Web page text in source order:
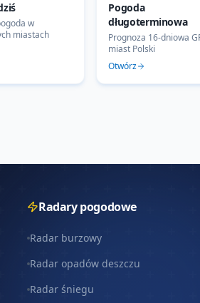
w
miastach
Pogoda
długoterminowa
Prognoza 16-dniowa
miast Polski
Otwórz
Radary pogodowe
Radar burzowy
Radar opadów deszczu
Radar śniegu